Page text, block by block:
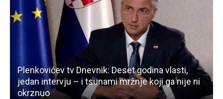
Plenkovićev tv Dnevnik: Deset godina vlasti,
jedan intervju – i tsunami mržnje koji ga nije ni
okrznuo